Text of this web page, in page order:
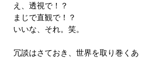
え、透視で！？
まじで直観で！？
いいな、それ。笑。
冗談はさておき、世界を取り巻くあ